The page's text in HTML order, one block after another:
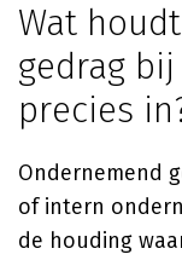
Wat
gedrag
precies
Ondernemend
of intern
de houding